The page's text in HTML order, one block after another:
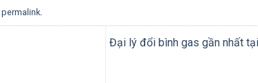
permalink
Đại lý đổi bình gas gần nhất